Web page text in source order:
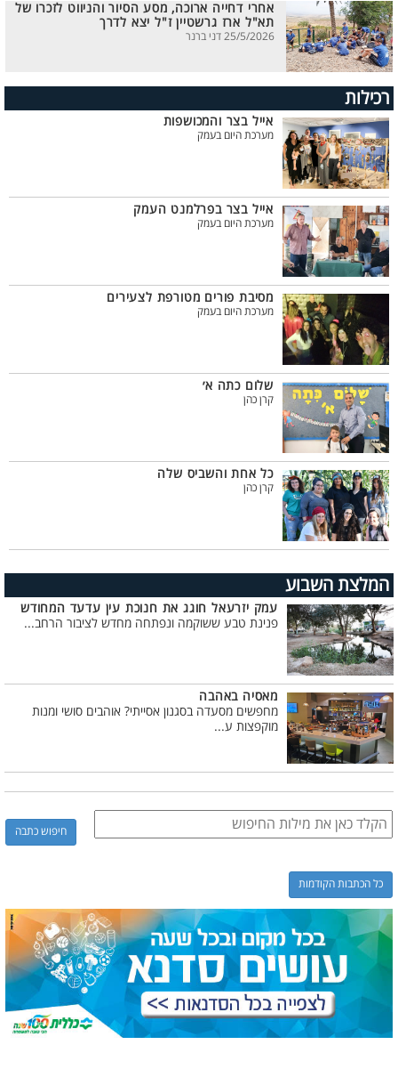
אחרי דחייה ארוכה, מסע הסיור והניווט לזכרו של
תא"ל ארז גרשטיין ז"ל יצא לדרך
25/5/2026 דני ברנר
רכילות
אייל בצר והמכושפות
מערכת היום בעמק
אייל בצר בפרלמנט העמק
מערכת היום בעמק
מסיבת פורים מטורפת לצעירים
מערכת היום בעמק
שלום כתה א׳
קרן כהן
כל אחת והשביס שלה
קרן כהן
המלצת השבוע
עמק יזרעאל חוגג את חנוכת עין עדעד המחודש
פנינת טבע ששוקמה ונפתחה מחדש לציבור הרחב...
מאסיה באהבה
מחפשים מסעדה בסגנון אסייתי? אוהבים סושי ומנות
מוקפצות ע...
כל הכתבות הקודמות